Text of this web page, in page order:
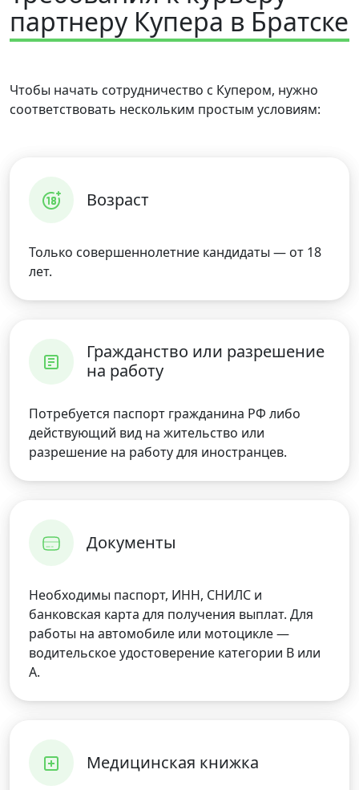
партнеру Купера в Братске
Чтобы начать сотрудничество с Купером, нужно
соответствовать нескольким простым условиям:
Возраст
Только совершеннолетние кандидаты — от 18
лет.
Гражданство или разрешение
на работу
Потребуется паспорт гражданина РФ либо
действующий вид на жительство или
разрешение на работу для иностранцев.
Документы
Необходимы паспорт, ИНН, СНИЛС и
банковская карта для получения выплат. Для
работы на автомобиле или мотоцикле —
водительское удостоверение категории B или
A.
Медицинская книжка